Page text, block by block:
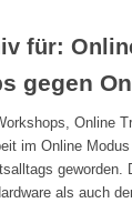
für:
gegen
Online
im Online
geworden.
als auch